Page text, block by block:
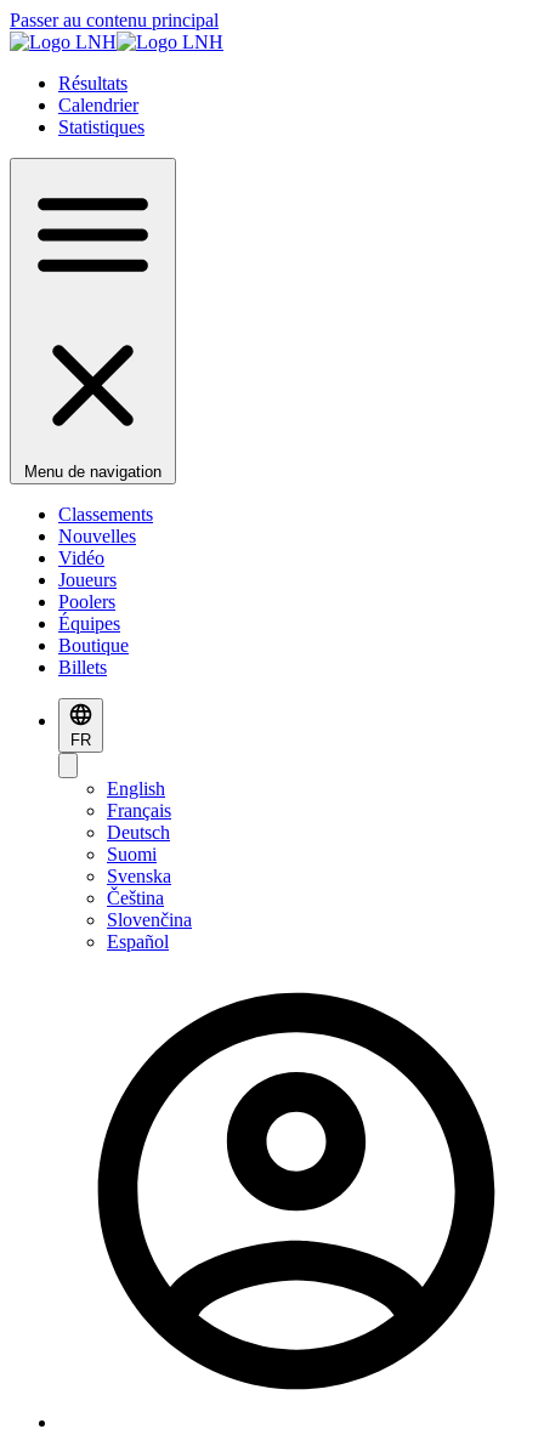
Passer au contenu principal
Résultats
Calendrier
Statistiques
Menu de navigation
Classements
Nouvelles
Vidéo
Joueurs
Poolers
Équipes
Boutique
Billets
FR
English
Français
Deutsch
Suomi
Svenska
Čeština
Slovenčina
Español